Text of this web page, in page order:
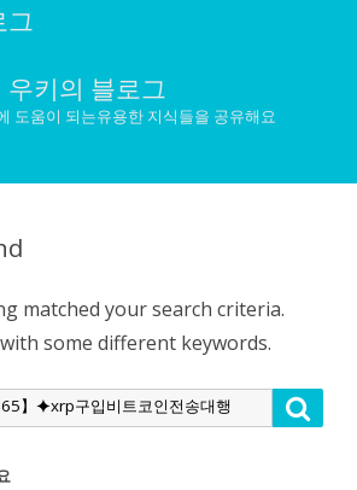
그
우키의 블로그
도움이 되는유용한 지식들을 공유해요
matched your search criteria.
some different keywords.